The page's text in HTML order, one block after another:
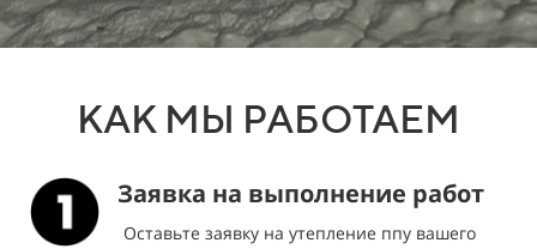
КАК МЫ РАБОТАЕМ
Заявка на выполнение работ
Оставьте заявку на утепление ппу вашего